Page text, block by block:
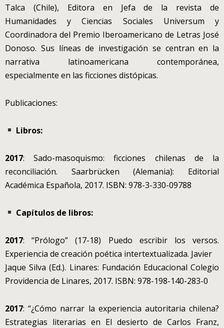
Talca (Chile), Editora en Jefa de la revista de
Humanidades y Ciencias Sociales Universum y
Coordinadora del Premio Iberoamericano de Letras José
Donoso. Sus líneas de investigación se centran en la
narrativa latinoamericana contemporánea,
especialmente en las ficciones distópicas.
Publicaciones:
Libros:
2017: Sado-masoquismo: ficciones chilenas de la
reconciliación. Saarbrücken (Alemania): Editorial
Académica Española, 2017. ISBN: 978-3-330-09788
Capítulos de libros:
2017: “Prólogo” (17-18) Puedo escribir los versos.
Experiencia de creación poética intertextualizada. Javier
Jaque Silva (Ed.). Linares: Fundación Educacional Colegio
Providencia de Linares, 2017. ISBN: 978-198-140-283-0
2017: “¿Cómo narrar la experiencia autoritaria chilena?
Estrategias literarias en El desierto de Carlos Franz,